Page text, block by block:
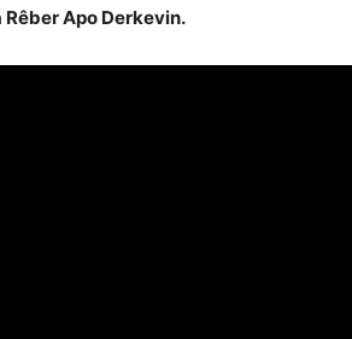
Rêber Apo Derkevin.